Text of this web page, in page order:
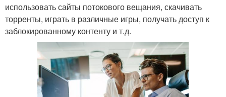
использовать сайты потокового вещания, скачивать
торренты, играть в различные игры, получать доступ к
заблокированному контенту и т.д.